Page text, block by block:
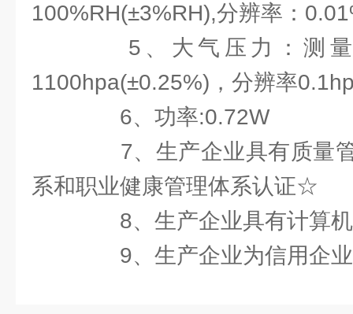
100%RH(±3%RH),分辨率：
5、大气压力：测量
1100hpa(±0.25%)，分辨率
6、功率:0.72W
7、生产企业具有质量管
系和职业健康管理体系认证☆
8、生产企业具有计算
9、生产企业为信用企